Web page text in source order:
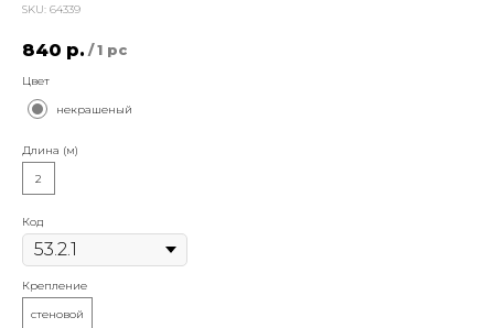
SKU: 64339
840 р. / 1 pc
Цвет
некрашеный
Длина (м)
2
Код
Крепление
стеновой